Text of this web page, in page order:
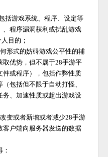
括游戏系统、程序、设定等
、程序漏洞获利或扰乱游戏
目的；
形式的妨碍游戏公平性的辅
取优势，但不属于28手游平
件或程序），包括作弊性质
包括但不限于自动打怪、
务、加速性质或超出游戏设
变或者新增或者减少28手游
客户端向服务器发送的数据